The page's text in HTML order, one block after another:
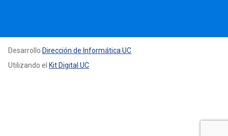
Desarrollo Dirección de Informática UC
Utilizando el Kit Digital UC